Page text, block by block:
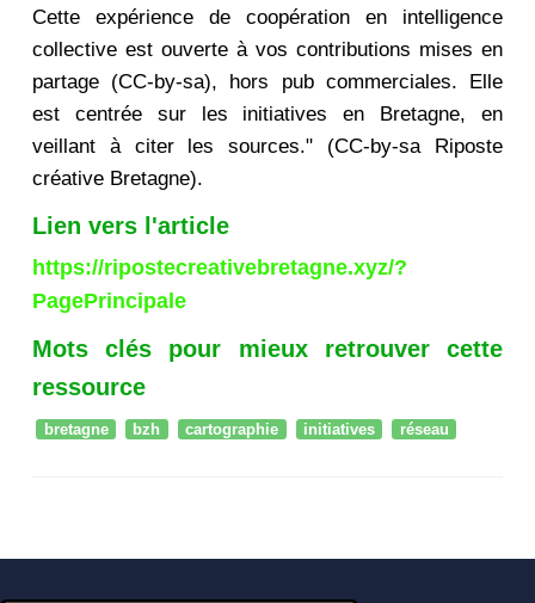
Cette expérience de coopération en intelligence
collective est ouverte à vos contributions mises en
partage (CC-by-sa), hors pub commerciales. Elle
est centrée sur les initiatives en Bretagne, en
veillant à citer les sources." (CC-by-sa Riposte
créative Bretagne).
Lien vers l'article
https://ripostecreativebretagne.xyz/?
PagePrincipale
Mots clés pour mieux retrouver cette
ressource
bretagne bzh cartographie initiatives réseau